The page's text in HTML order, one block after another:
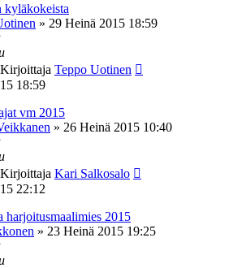
» 29 Heinä 2015 18:59
Kirjoittaja Teppo Uotinen
18:59
vm 2015
» 26 Heinä 2015 10:40
Kirjoittaja Kari Salkosalo
22:12
harjoitusmaalimies 2015
» 23 Heinä 2015 19:25